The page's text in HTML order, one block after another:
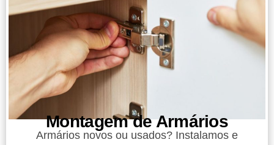
Montagem de Armários
Armários novos ou usados? Instalamos e